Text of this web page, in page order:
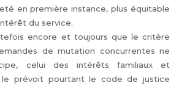
en première instance, plus équitable
du service.
encore et toujours que le critère
de mutation concurrentes ne
celui des intérêts familiaux et
le prévoit pourtant le code de justice